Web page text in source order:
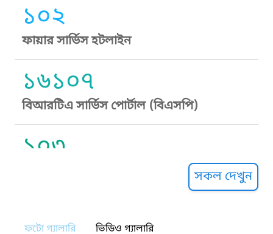
১০২
ফায়ার সার্ভিস হটলাইন
১৬১০৭
বিআরটিএ সার্ভিস পোর্টাল (বিএসপি)
১০৩
সকল দেখুন
ফটো গ্যালারি ভিডিও গ্যালারি